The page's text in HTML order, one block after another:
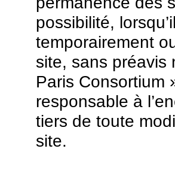
possibilité,
temporairement
site, sans préavis
Paris Consortium
responsable à
tiers de toute
site.